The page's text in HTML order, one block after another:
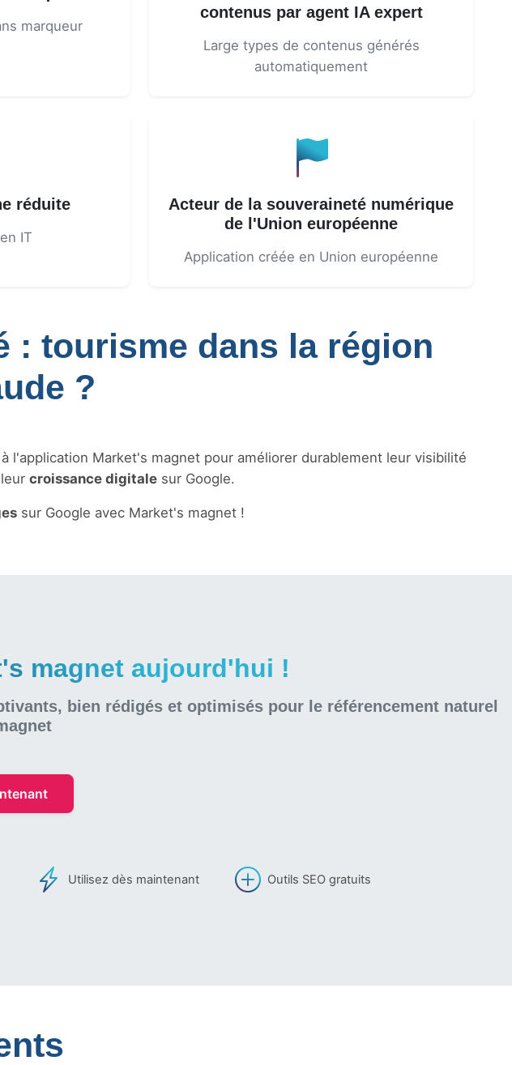
marqueur
contenus par agent IA expert
Large types de contenus générés
automatiquement
réduite
IT
Acteur de la souveraineté numérique
de l'Union européenne
Application créée en Union européenne
: tourisme dans la région
?
Market's magnet pour améliorer durablement leur visibilité
croissance digitale sur Google.
sur Google avec Market's magnet !
magnet aujourd'hui !
bien rédigés et optimisés pour le référencement naturel
Utilisez dès maintenant Outils SEO gratuits